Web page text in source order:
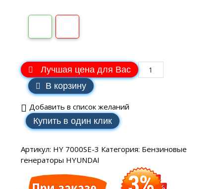
Лучшая цена для Вас
В корзину
Добавить в список желаний
Купить в один клик
Артикул: HY 7000SE-3 Категория: Бензиновые
генераторы HYUNDAI